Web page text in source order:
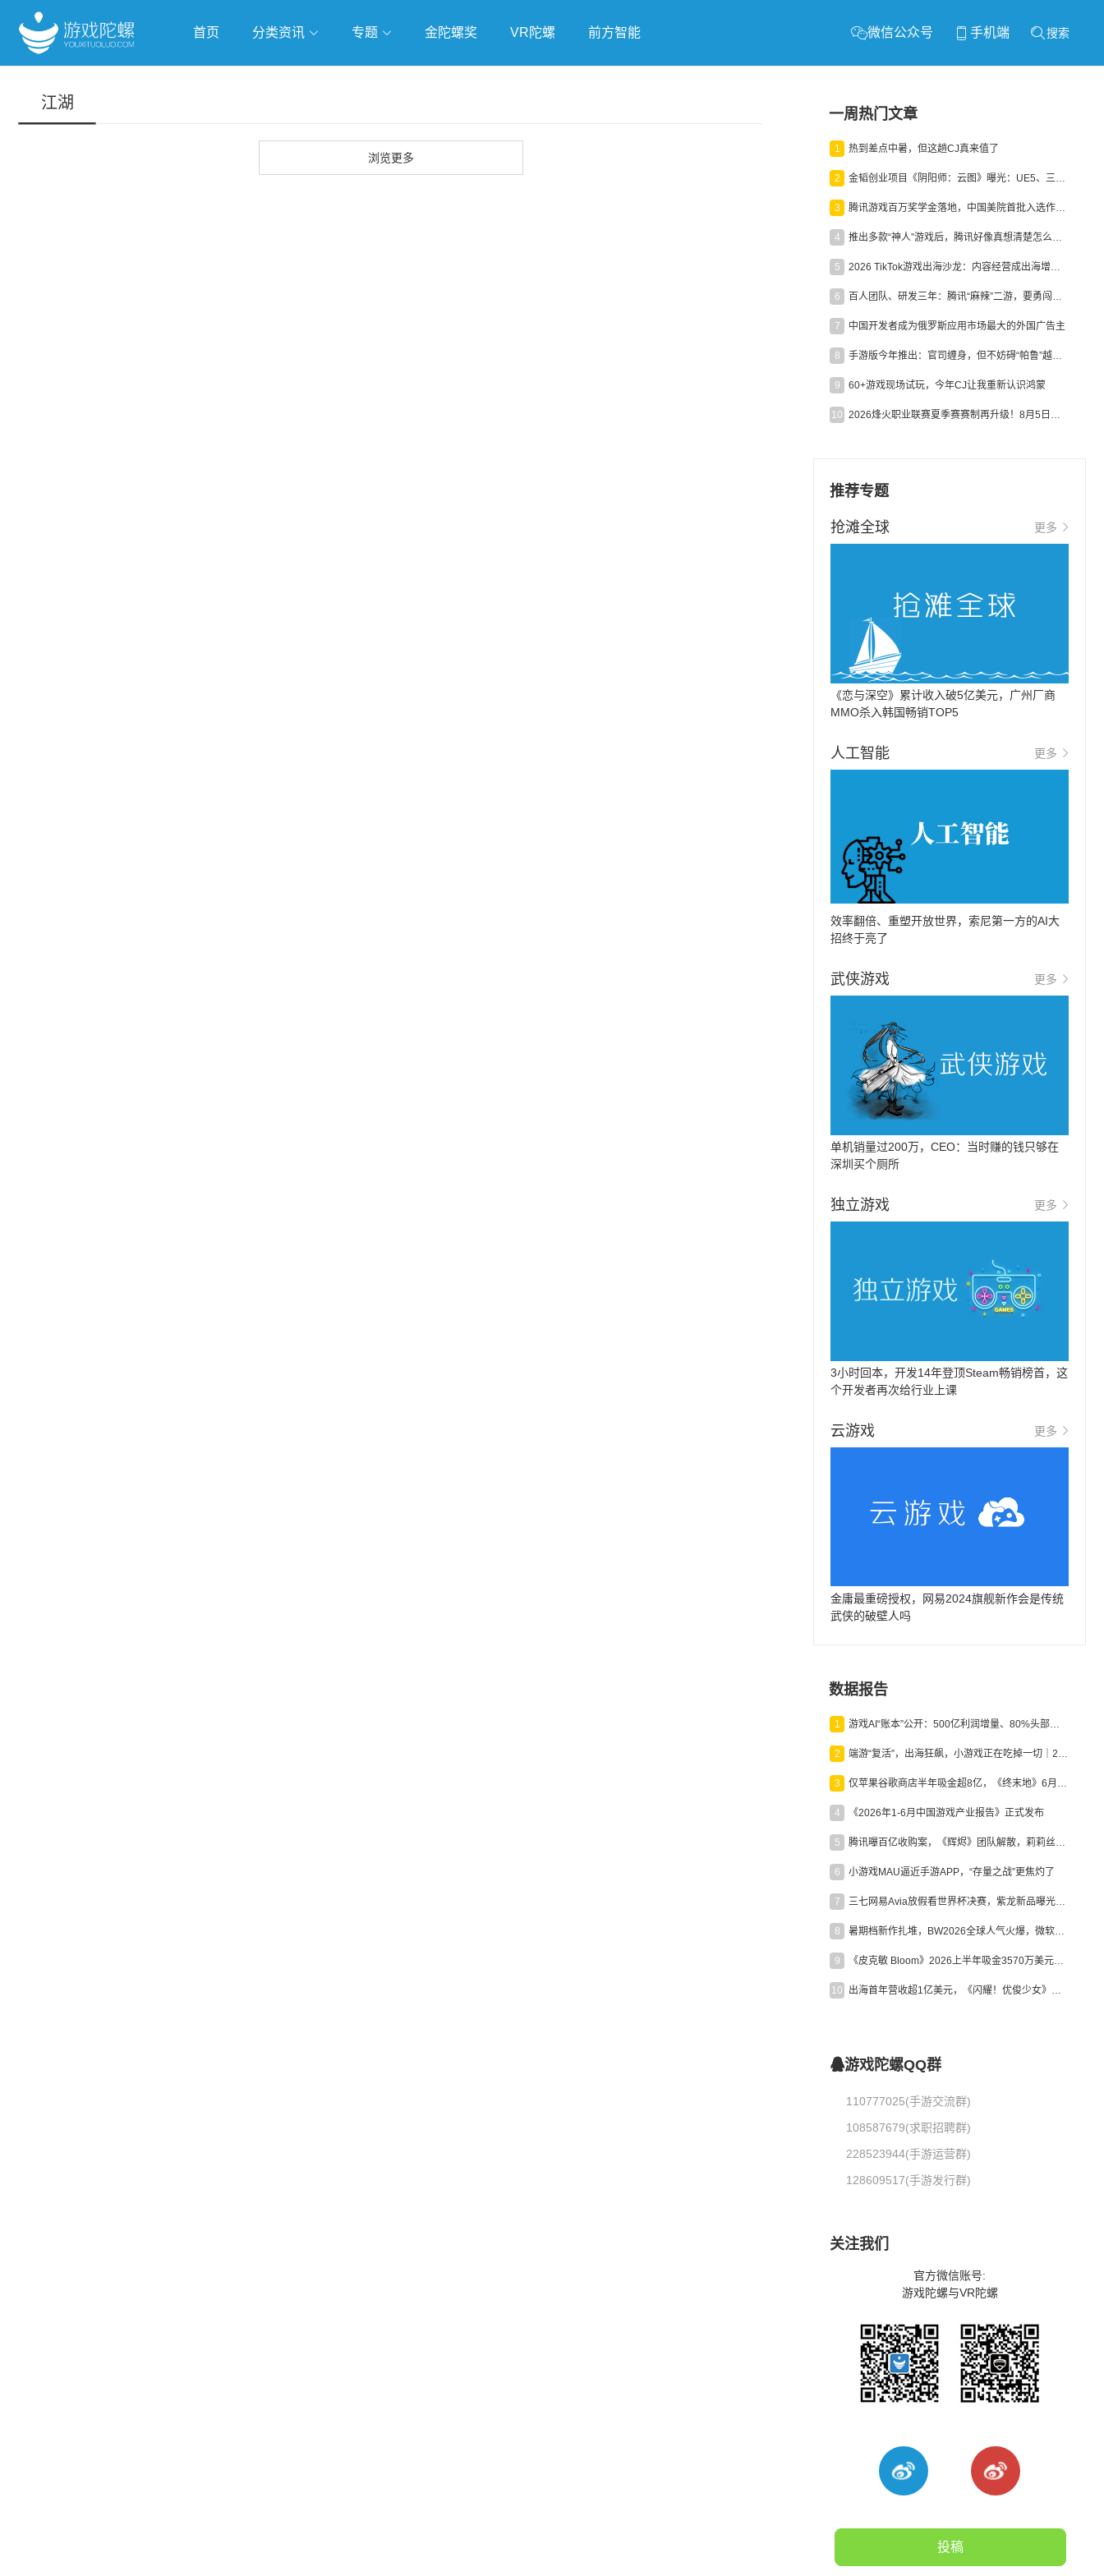
首页 分类资讯 专题 金陀螺奖 VR陀螺 前方智能 微信公众号 手机端 搜索
江湖
浏览更多
一周热门文章
1 热到差点中暑，但这趟CJ真来值了
2 金韬创业项目《阴阳师：云图》曝光：UE5、三端互通、ARPG
3 腾讯游戏百万奖学金落地，中国美院首批入选作品获业内关注
4 推出多款“神人”游戏后，腾讯好像真想清楚怎么做二次元了
5 2026 TikTok游戏出海沙龙：内容经营成出海增长新引擎
6 百人团队、研发三年：腾讯“麻辣”二游，要勇闯男性恋爱市场
7 中国开发者成为俄罗斯应用市场最大的外国广告主
8 手游版今年推出：官司缠身，但不妨碍“帕鲁”越来越火
9 60+游戏现场试玩，今年CJ让我重新认识鸿蒙
10 2026烽火职业联赛夏季赛赛制再升级！8月5日起24支战队集结开战！
推荐专题
抢滩全球 更多
《恋与深空》累计收入破5亿美元，广州厂商
MMO杀入韩国畅销TOP5
人工智能 更多
效率翻倍、重塑开放世界，索尼第一方的AI大
招终于亮了
武侠游戏 更多
单机销量过200万，CEO：当时赚的钱只够在
深圳买个厕所
独立游戏 更多
3小时回本，开发14年登顶Steam畅销榜首，这
个开发者再次给行业上课
云游戏 更多
金庸最重磅授权，网易2024旗舰新作会是传统
武侠的破壁人吗
数据报告
1 游戏AI“账本”公开：500亿利润增量、80%头部入局，谁在闷声发财？
2 端游“复活”，出海狂飙，小游戏正在吃掉一切｜2026上半年产业报告
3 仅苹果谷歌商店半年吸金超8亿，《终末地》6月份收入显著回暖
4 《2026年1-6月中国游戏产业报告》正式发布
5 腾讯曝百亿收购案，《辉烬》团队解散，莉莉丝新作曝光｜陀螺周报
6 小游戏MAU逼近手游APP，“存量之战”更焦灼了
7 三七网易Avia放假看世界杯决赛，紫龙新品曝光，米哈游新作上线 | 陀螺周报
8 暑期档新作扎堆，BW2026全球人气火爆，微软XBOX大裁员|陀螺周报
9 《皮克敏 Bloom》2026上半年吸金3570万美元，中国台湾成最大市场
10 出海首年营收超1亿美元，《闪耀！优俊少女》美国市场占比达七成
游戏陀螺QQ群
110777025(手游交流群)
108587679(求职招聘群)
228523944(手游运营群)
128609517(手游发行群)
关注我们
官方微信账号:
游戏陀螺与VR陀螺
投稿